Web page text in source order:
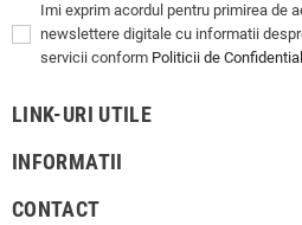
Imi exprim acordul pentru primirea de
newslettere digitale cu informatii
servicii conform Politicii de
LINK-URI UTILE
INFORMATII
CONTACT